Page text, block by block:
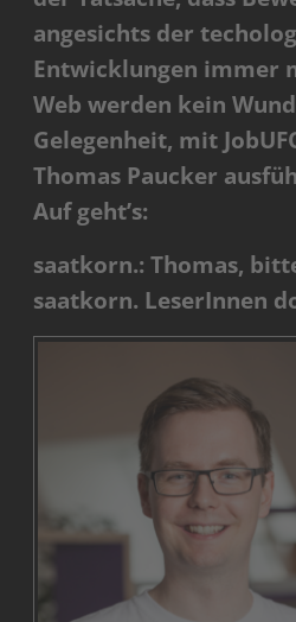
angesichts der
Entwicklungen immer
Web werden kein
Gelegenheit, mit
Thomas Paucker
Auf geht’s:
saatkorn.: Thomas,
saatkorn. LeserInnen